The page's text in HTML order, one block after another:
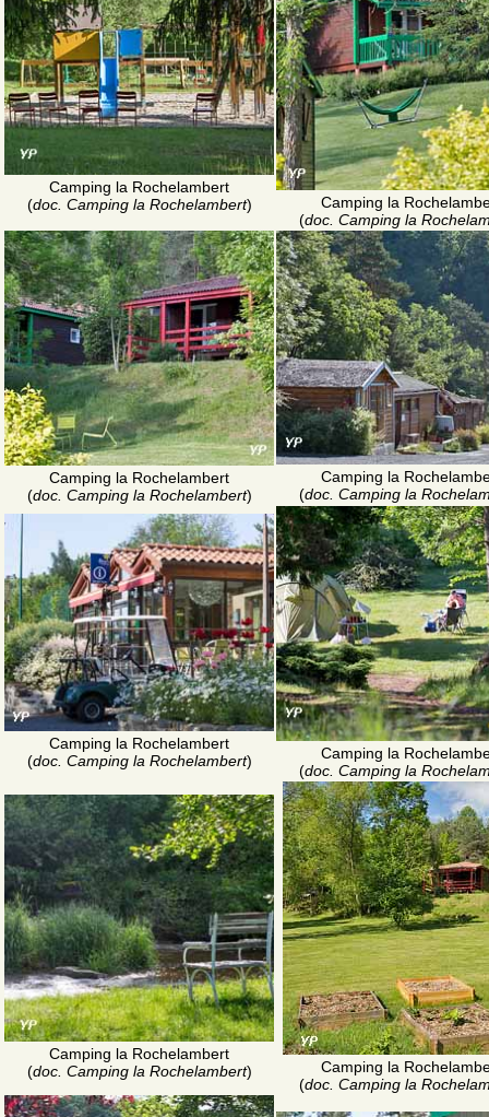
Camping la Rochelambert
(doc. Camping la Rochelambert)
Camping la
(doc. Camping la
Camping la Rochelambert
(doc. Camping la Rochelambert)
Camping la
(doc. Camping la
Camping la Rochelambert
(doc. Camping la Rochelambert)
Camping la
(doc. Camping la
Camping la Rochelambert
(doc. Camping la Rochelambert)
Camping la
(doc. Camping la